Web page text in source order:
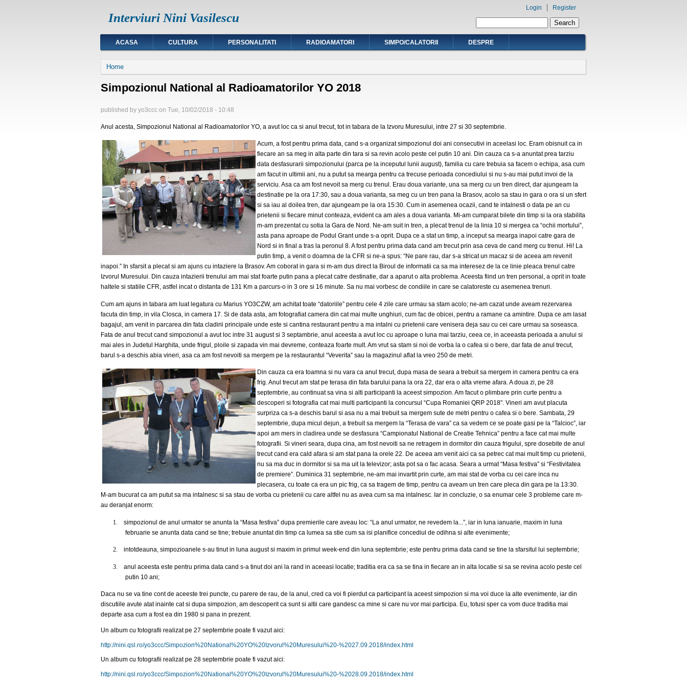
Interviuri Nini Vasilescu
Login Register
ACASA CULTURA PERSONALITATI RADIOAMATORI SIMPO/CALATORII DESPRE
You are here
Home
Simpozionul National al Radioamatorilor YO 2018
published by yo3ccc on Tue, 10/02/2018 - 10:48
Anul acesta, Simpozionul National al Radioamatorilor YO, a avut loc ca si anul trecut, tot in tabara de la Izvoru Muresului, intre 27 si 30 septembrie.
Acum, a fost pentru prima data, cand s-a organizat simpozionul doi ani consecutivi in aceelasi loc. Eram obisnuit ca in
fiecare an sa meg in alta parte din tara si sa revin acolo peste cel putin 10 ani. Din cauza ca s-a anuntat prea tarziu
data desfasurarii simpozionului (parca pe la inceputul lunii august), familia cu care trebuia sa facem o echipa, asa cum
am facut in ultimii ani, nu a putut sa mearga pentru ca trecuse perioada concediului si nu s-au mai putut invoi de la
serviciu. Asa ca am fost nevoit sa merg cu trenul. Erau doua variante, una sa merg cu un tren direct, dar ajungeam la
destinatie pe la ora 17:30, sau a doua varianta, sa meg cu un tren pana la Brasov, acolo sa stau in gara o ora si un sfert
si sa iau al doilea tren, dar ajungeam pe la ora 15:30. Cum in asemenea ocazii, cand te intalnesti o data pe an cu
prietenii si fiecare minut conteaza, evident ca am ales a doua varianta. Mi-am cumparat bilete din timp si la ora stabilita
m-am prezentat cu sotia la Gara de Nord. Ne-am suit in tren, a plecat trenul de la linia 10 si mergea ca “ochii mortului”,
asta pana aproape de Podul Grant unde s-a oprit. Dupa ce a stat un timp, a inceput sa mearga inapoi catre gara de
Nord si in final a tras la peronul 8. A fost pentru prima data cand am trecut prin asa ceva de cand merg cu trenul. Hi! La
putin timp, a venit o doamna de la CFR si ne-a spus: “Ne pare rau, dar s-a stricat un macaz si de aceea am revenit
inapoi.” In sfarsit a plecat si am ajuns cu intaziere la Brasov. Am coborat in gara si m-am dus direct la Biroul de informatii ca sa ma interesez de la ce linie pleaca trenul catre
Izvorul Muresului. Din cauza intazierii trenului am mai stat foarte putin pana a plecat catre destinatie, dar a aparut o alta problema. Aceesta fiind un tren personal, a oprit in toate
haltele si statiile CFR, astfel incat o distanta de 131 Km a parcurs-o in 3 ore si 16 minute. Sa nu mai vorbesc de condiile in care se calatoreste cu asemenea trenuri.
Cum am ajuns in tabara am luat legatura cu Marius YO3CZW, am achitat toate “datoriile” pentru cele 4 zile care urmau sa stam acolo; ne-am cazat unde aveam rezervarea
facuta din timp, in vila Closca, in camera 17. Si de data asta, am fotografiat camera din cat mai multe unghiuri, cum fac de obicei, pentru a ramane ca amintire. Dupa ce am lasat
bagajul, am venit in parcarea din fata cladirii principale unde este si cantina restaurant pentru a ma intalni cu prietenii care venisera deja sau cu cei care urmau sa soseasca.
Fata de anul trecut cand simpozionul a avut loc intre 31 august si 3 septambrie, anul aceesta a avut loc cu aproape o luna mai tarziu, ceea ce, in aceeasta perioada a anului si
mai ales in Judetul Harghita, unde frigul, ploile si zapada vin mai devreme, conteaza foarte mult. Am vrut sa stam si noi de vorba la o cafea si o bere, dar fata de anul trecut,
barul s-a deschis abia vineri, asa ca am fost nevoiti sa mergem pe la restaurantul “Veverita” sau la magazinul aflat la vreo 250 de metri.
Din cauza ca era toamna si nu vara ca anul trecut, dupa masa de seara a trebuit sa mergem in camera pentru ca era
frig. Anul trecut am stat pe terasa din fata barului pana la ora 22, dar era o alta vreme afara. A doua zi, pe 28
septembrie, au continuat sa vina si alti participanti la aceest simpozion. Am facut o plimbare prin curte pentru a
descoperi si fotografia cat mai multi participanti la concursul “Cupa Romaniei QRP 2018”. Vineri am avut placuta
surpriza ca s-a deschis barul si asa nu a mai trebuit sa mergem sute de metri pentru o cafea si o bere. Sambata, 29
septembrie, dupa micul dejun, a trebuit sa mergem la “Terasa de vara” ca sa vedem ce se poate gasi pe la “Talcioc”, iar
apoi am mers in cladirea unde se desfasura “Campionatul National de Creatie Tehnica” pentru a face cat mai multe
fotografii. Si vineri seara, dupa cina, am fost nevoiti sa ne retragem in dormitor din cauza frigului, spre dosebite de anul
trecut cand era cald afara si am stat pana la orele 22. De aceea am venit aici ca sa petrec cat mai mult timp cu prietenii,
nu sa ma duc in dormitor si sa ma uit la televizor; asta pot sa o fac acasa. Seara a urmat “Masa festiva” si “Festivitatea
de premiere”. Duminica 31 septembrie, ne-am mai invartit prin curte, am mai stat de vorba cu cei care inca nu
plecasera, cu toate ca era un pic frig, ca sa tragem de timp, pentru ca aveam un tren care pleca din gara pe la 13:30.
M-am bucurat ca am putut sa ma intalnesc si sa stau de vorba cu prietenii cu care altfel nu as avea cum sa ma intalnesc. Iar in concluzie, o sa enumar cele 3 probleme care m-
au deranjat enorm:
1.
simpozionul de anul urmator se anunta la “Masa festiva” dupa premierile care aveau loc: “La anul urmator, ne revedem la...”, iar in luna ianuarie, maxim in luna
februarie se anunta data cand se tine; trebuie anuntat din timp ca lumea sa stie cum sa isi planifice concediul de odihna si alte evenimente;
2. intotdeauna, simpozioanele s-au tinut in luna august si maxim in primul week-end din luna septembrie; este pentru prima data cand se tine la sfarsitul lui septembrie;
3.
anul aceesta este pentru prima data cand s-a tinut doi ani la rand in aceeasi locatie; traditia era ca sa se tina in fiecare an in alta locatie si sa se revina acolo peste cel
putin 10 ani;
Daca nu se va tine cont de aceeste trei puncte, cu parere de rau, de la anul, cred ca voi fi pierdut ca participant la aceest simpozion si ma voi duce la alte evenimente, iar din
discutiile avute atat inainte cat si dupa simpozion, am descoperit ca sunt si altii care gandesc ca mine si care nu vor mai participa. Eu, totusi sper ca vom duce traditia mai
departe asa cum a fost ea din 1980 si pana in prezent.
Un album cu fotografii realizat pe 27 septembrie poate fi vazut aici:
http://nini.qsl.ro/yo3ccc/Simpozion%20National%20YO%20Izvorul%20Muresului%20-%2027.09.2018/index.html
Un album cu fotografii realizat pe 28 septembrie poate fi vazut aici:
http://nini.qsl.ro/yo3ccc/Simpozion%20National%20YO%20Izvorul%20Muresului%20-%2028.09.2018/index.html